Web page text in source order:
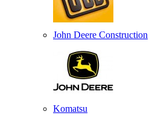
John Deere Construction
Komatsu